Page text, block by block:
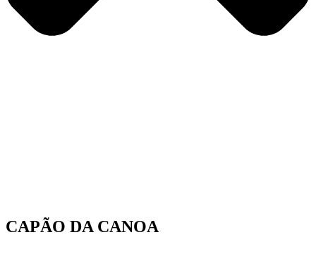
CAPÃO DA CANOA